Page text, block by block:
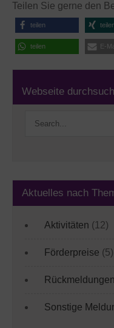
Teilen Sie gerne den
teilen
teilen E-
Webseite
Aktuelles nach
Aktivitäten (12)
Förderpreise (5)
Rückmeldungen
Sonstige